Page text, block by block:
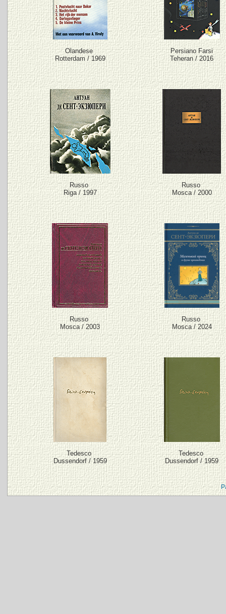
Olandese
Rotterdam / 1969
Persiano Farsi
Teheran / 2016
Russo
Riga / 1997
Russo
Mosca / 2000
Russo
Mosca / 2003
Russo
Mosca / 2024
Tedesco
Dussendorf / 1959
Tedesco
Dussendorf / 1959